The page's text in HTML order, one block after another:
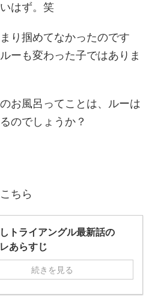
はず。笑
り掴めてなかったのです
ーも変わった子ではありま
お風呂ってことは、ルーは
のでしょうか？
ちら
トライアングル最新話の
あらすじ
続きを見る